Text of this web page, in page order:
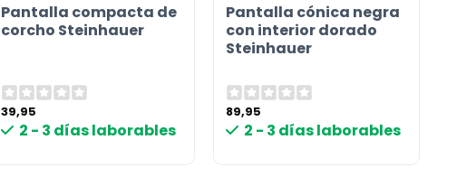
Pantalla compacta de
corcho Steinhauer
39,95
2 - 3 días laborables
Pantalla cónica negra
con interior dorado
Steinhauer
89,95
2 - 3 días laborables